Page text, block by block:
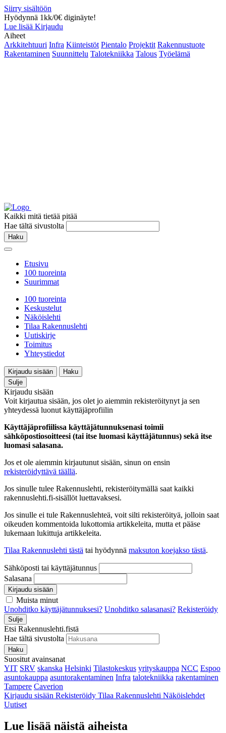
Siirry sisältöön
Hyödynnä 1kk/0€ diginäyte!
Lue lisää Kirjaudu
Aiheet
Arkkitehtuuri Infra Kiinteistöt Pientalo Projektit Rakennustuote
Rakentaminen Suunnittelu Talotekniikka Talous Työelämä
Kaikki mitä tietää pitää
Hae tältä sivustolta
Haku
Etusivu
100 tuoreinta
Suurimmat
100 tuoreinta
Keskustelut
Näköislehti
Tilaa Rakennuslehti
Uutiskirje
Toimitus
Yhteystiedot
Kirjaudu sisään
Haku
Sulje
Kirjaudu sisään
Voit kirjautua sisään, jos olet jo aiemmin rekisteröitynyt ja sen
yhteydessä luonut käyttäjäprofiilin
Käyttäjäprofiilissa käyttäjätunnuksenasi toimii
sähköpostiosoitteesi (tai itse luomasi käyttäjätunnus) sekä itse
luomasi salasana.
Jos et ole aiemmin kirjautunut sisään, sinun on ensin
rekisteröidyttävä täällä.
Jos sinulle tulee Rakennuslehti, rekisteröitymällä saat kaikki
rakennuslehti.fi-sisällöt luettavaksesi.
Jos sinulle ei tule Rakennuslehteä, voit silti rekisteröityä, jolloin saat
oikeuden kommentoida lukottomia artikkeleita, mutta et pääse
lukemaan lukittuja artikkeleita.
Tilaa Rakennuslehti tästä tai hyödynnä maksuton koejakso tästä.
Sähköposti tai käyttäjätunnus
Salasana
Kirjaudu sisään
Muista minut
Unohditko käyttäjätunnuksesi? Unohditko salasanasi? Rekisteröidy
Sulje
Etsi Rakennuslehti.fistä
Hae tältä sivustolta
Haku
Suositut avainsanat
YIT SRV skanska Helsinki Tilastokeskus yrityskauppa NCC Espoo
asuntokauppa asuntorakentaminen Infra talotekniikka rakentaminen
Tampere Caverion
Kirjaudu sisään Rekisteröidy Tilaa Rakennuslehti Näköislehdet
Uutiset
Lue lisää näistä aiheista